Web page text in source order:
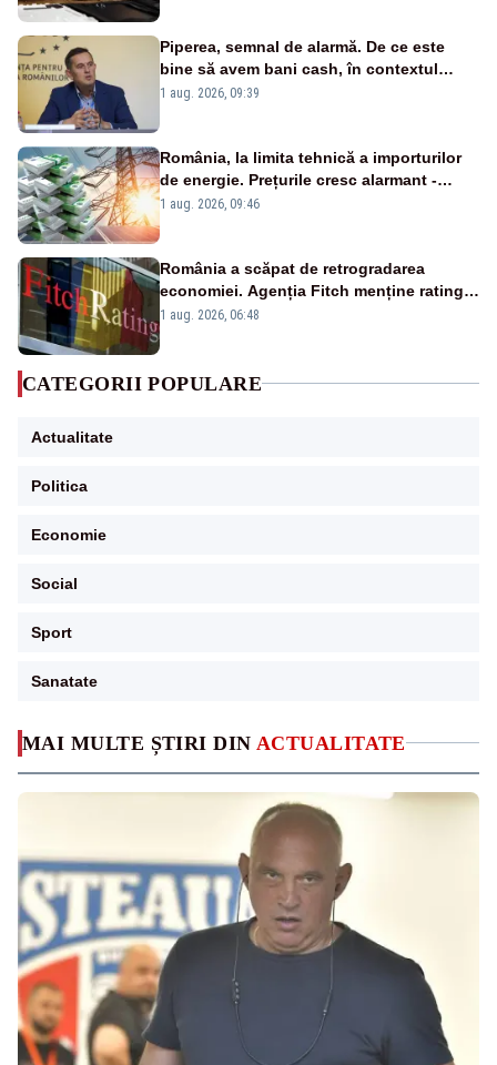
MAI MULTE ȘTIRI DIN ACTUALITATE
Piperea, semnal de alarmă. De ce este
bine să avem bani cash, în contextul
alertei energetice?
1 aug. 2026, 09:39
România, la limita tehnică a importurilor
de energie. Prețurile cresc alarmant -
Analiză Realitatea Plus
1 aug. 2026, 09:46
România a scăpat de retrogradarea
economiei. Agenția Fitch menține ratingul
„BBB-” cu perspectivă negativă
1 aug. 2026, 06:48
CATEGORII POPULARE
Actualitate
Politica
Economie
Social
Sport
Sanatate